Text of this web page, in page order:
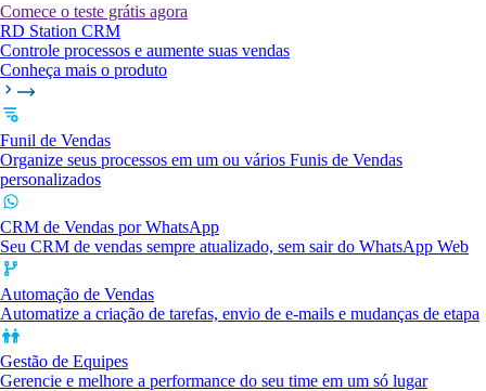
Comece o teste grátis agora
RD Station CRM
Controle processos e aumente suas vendas
Conheça mais o produto
Funil de Vendas
Organize seus processos em um ou vários Funis de Vendas
personalizados
CRM de Vendas por WhatsApp
Seu CRM de vendas sempre atualizado, sem sair do WhatsApp Web
Automação de Vendas
Automatize a criação de tarefas, envio de e-mails e mudanças de etapa
Gestão de Equipes
Gerencie e melhore a performance do seu time em um só lugar